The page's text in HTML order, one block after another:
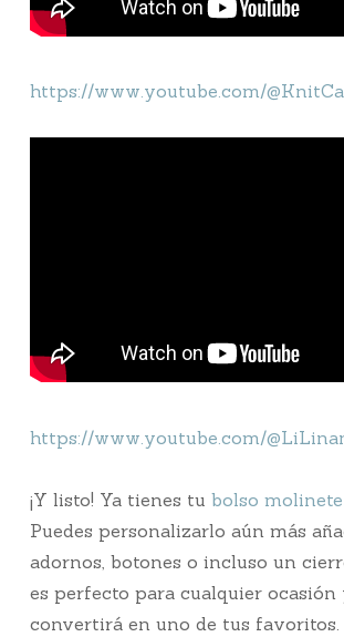
https://www.youtube.com/
https://www.youtube.com/
¡Y listo! Ya tienes tu bolso molinete
Puedes personalizarlo aún más
adornos, botones o incluso un
es perfecto para cualquier ocasión
convertirá en uno de tus favoritos.